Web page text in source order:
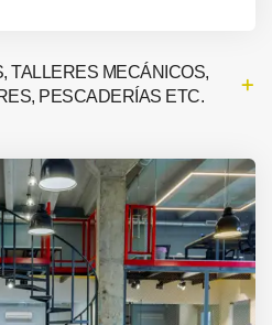
TALLERES MECÁNICOS,
PESCADERÍAS ETC.